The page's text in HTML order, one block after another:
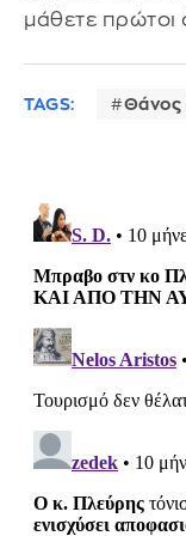
μάθετε πρώτοι
TAGS: Θάνος